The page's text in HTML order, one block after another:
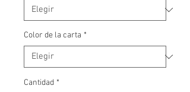
Color de la carta *
Cantidad *